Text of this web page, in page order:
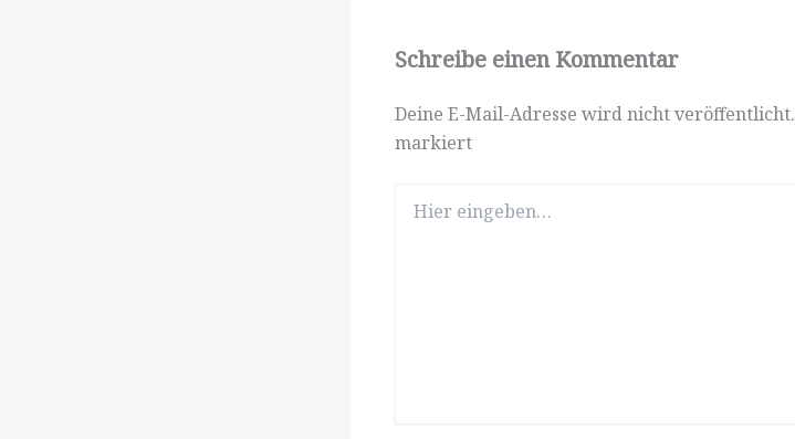
Schreibe einen Kommentar
Deine E-Mail-Adresse wird nicht veröffentlicht.
markiert
eingeben…